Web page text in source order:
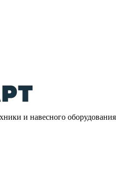
и навесного оборудования